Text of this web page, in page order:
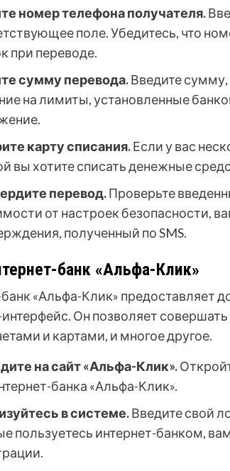
номер телефона получателя.
поле. Убедитесь, что
при переводе.
сумму перевода.Введите
на лимиты, установленные
карту списания.Если у вас
вы хотите списать денежные
перевод.Проверьте
от настроек безопасности,
полученный по SMS.
банк «Альфа-Клик»
«Альфа-Клик» предоставляет
Он позволяет
и картами, и многое другое.
на сайт «Альфа-Клик».
банка «Альфа-Клик».
в системе.Введите свой
пользуетесь интернет-банком,